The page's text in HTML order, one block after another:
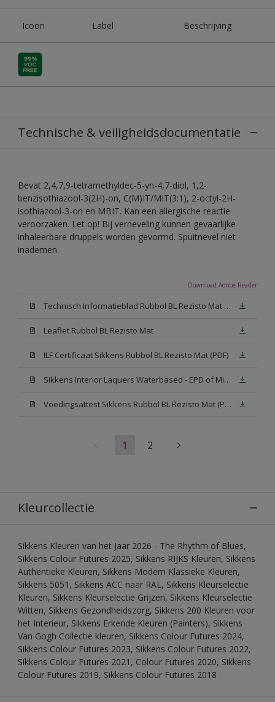
Icoon Label Beschrijving
Technische & veiligheidsdocumentatie
Bevat 2,4,7,9-tetramethyldec-5-yn-4,7-diol, 1,2-
benzisothiazool-3(2H)-on, C(M)IT/MIT(3:1), 2-octyl-2H-
isothiazool-3-on en MBIT. Kan een allergische reactie
veroorzaken. Let op! Bij verneveling kunnen gevaarlijke
inhaleerbare druppels worden gevormd. Spuitnevel niet
inademen.
Download Adobe Reader
Technisch Informatieblad Rubbol BL Rezisto Mat (PDF)
Leaflet Rubbol BL Rezisto Mat
ILF Certificaat Sikkens Rubbol BL Rezisto Mat (PDF)
Sikkens Interior Laquers Waterbased - EPD of Milieuproductverklaring
Voedingsattest Sikkens Rubbol BL Rezisto Mat (PDF)
1 2
Kleurcollectie
Sikkens Kleuren van het Jaar 2026 - The Rhythm of Blues,
Sikkens Colour Futures 2025, Sikkens RIJKS Kleuren, Sikkens
Authentieke Kleuren, Sikkens Modern Klassieke Kleuren,
Sikkens 5051, Sikkens ACC naar RAL, Sikkens Kleurselectie
Kleuren, Sikkens Kleurselectie Grijzen, Sikkens Kleurselectie
Witten, Sikkens Gezondheidszorg, Sikkens 200 Kleuren voor
het Interieur, Sikkens Erkende Kleuren (Painters), Sikkens
Van Gogh Collectie kleuren, Sikkens Colour Futures 2024,
Sikkens Colour Futures 2023, Sikkens Colour Futures 2022,
Sikkens Colour Futures 2021, Colour Futures 2020, Sikkens
Colour Futures 2019, Sikkens Colour Futures 2018